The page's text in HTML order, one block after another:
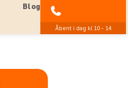
Blog
Åbent i dag kl 10 - 14